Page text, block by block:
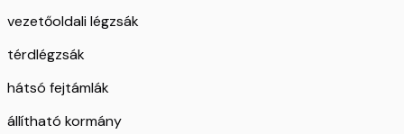
vezetőoldali légzsák
térdlégzsák
hátsó fejtámlák
állítható kormány